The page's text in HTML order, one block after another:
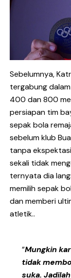
Sebelumnya,
tergabung
400 dan 800
persiapan tim
sepak bola
sebelum klub
tanpa
sekali tidak
ternyata dia
memilih sepak
dan memberi
atletik..
”Mungkin
tidak
suka.